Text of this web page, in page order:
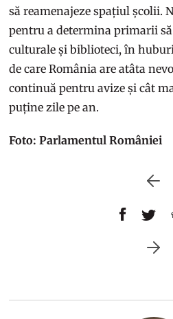
să reamenajeze spațiul școlii.
pentru a determina primarii
culturale și biblioteci, în
de care România are atâta
continuă pentru avize și cât
puține zile pe an.
Foto: Parlamentul României